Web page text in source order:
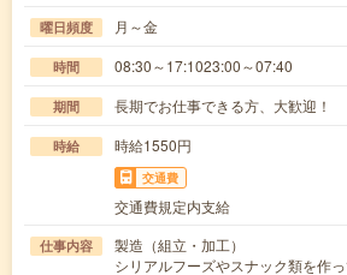
曜日頻度 月～金
時間 08:30～17:1023:00～07:40
期間 長期でお仕事できる方、大歓迎！
時給 時給1550円
交通費
交通費規定内支給
仕事内容
製造（組立・加工）
シリアルフーズやスナック類を作